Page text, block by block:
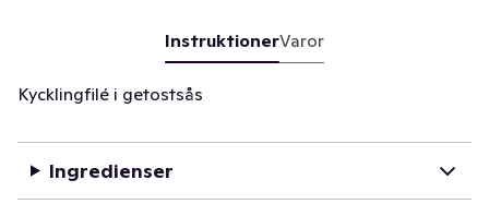
InstruktionerVaror
Kycklingfilé i getostsås
Ingredienser